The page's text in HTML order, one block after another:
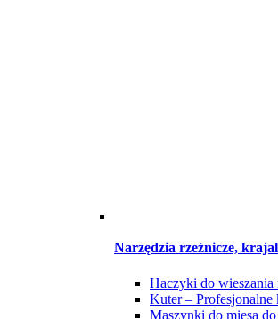
Narzędzia rzeźnicze,
Haczyki do wieszania
Kuter – Profesjonalne
Maszynki do mięsa do